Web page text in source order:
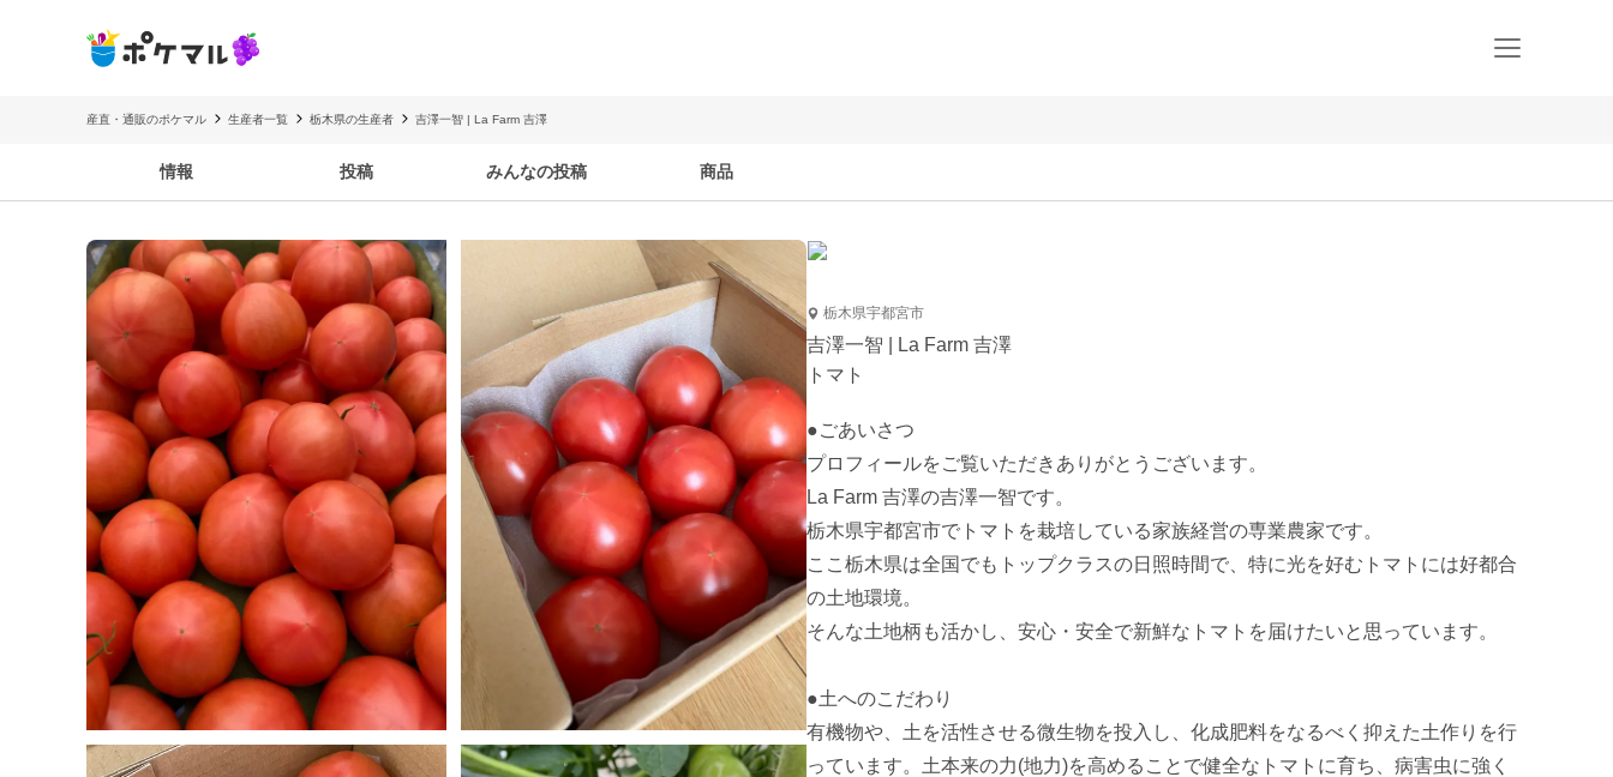
産直・通販のポケマル 生産者一覧 栃木県の生産者 吉澤一智 | La Farm 吉澤
情報 投稿 みんなの投稿 商品
栃木県宇都宮市
吉澤一智 | La Farm 吉澤
トマト
●ごあいさつ
プロフィールをご覧いただきありがとうございます。
La Farm 吉澤の吉澤一智です。
栃木県宇都宮市でトマトを栽培している家族経営の専業農家です。
ここ栃木県は全国でもトップクラスの日照時間で、特に光を好むトマトには好都合
の土地環境。
そんな土地柄も活かし、安心・安全で新鮮なトマトを届けたいと思っています。
●土へのこだわり
有機物や、土を活性させる微生物を投入し、化成肥料をなるべく抑えた土作りを行
っています。土本来の力(地力)を高めることで健全なトマトに育ち、病害虫に強く